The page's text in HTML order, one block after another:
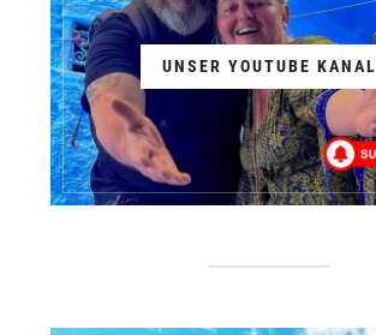
UNSER YOUTUBE KANAL